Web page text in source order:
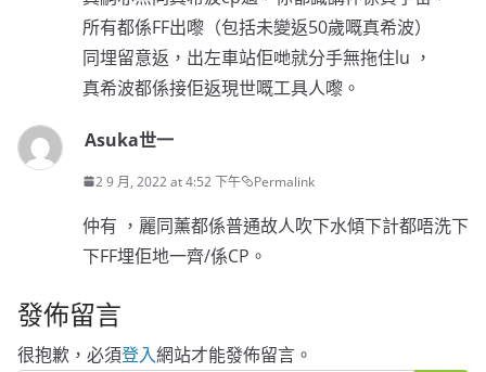
所有都係FF出嚟（包括未變返50歲嘅真希波）
同埋留意返，出左車站佢哋就分手無拖住lu ，
真希波都係接佢返現世嘅工具人嚟。
Asuka世一
2 9 月, 2022 at 4:52 下午 Permalink
仲有 ，麗同薰都係普通故人吹下水傾下計都唔洗下
下FF埋佢地一齊/係CP。
發佈留言
很抱歉，必須登入網站才能發佈留言。